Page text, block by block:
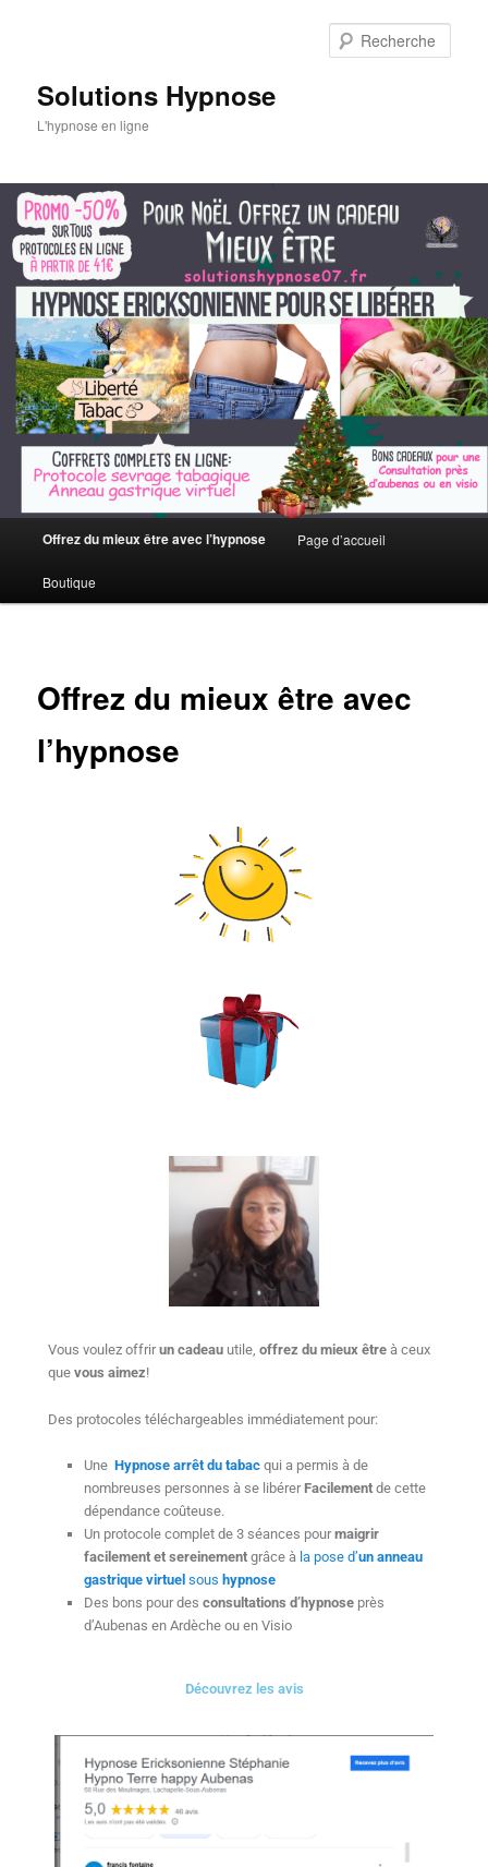
Solutions Hypnose
L'hypnose en ligne
Offrez du mieux être avec l’hypnose Page d’accueil
Boutique
Offrez du mieux être avec
l’hypnose
Vous voulez offrirun cadeau utile, offrez du mieux être à ceux
que vous aimez!
Des protocoles téléchargeables immédiatement pour:
Une Hypnose arrêt du tabac qui a permis à de
nombreuses personnes à se libérer Facilementde cette
dépendance coûteuse.
Un protocole complet de 3 séances pourmaigrir
facilement et sereinementgrâce à la pose d’un anneau
gastrique virtuel sous hypnose
Des bons pour des consultations d’hypnoseprès
d’Aubenas en Ardèche ou en Visio
Découvrez les avis